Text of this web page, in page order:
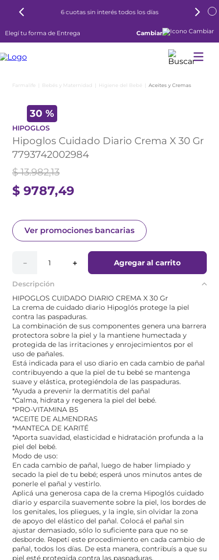
6 cuotas sin interés todos los días
Elegí tu forma de Entrega Cambiar
Bebés y Maternidad Higiene del Bebé Aceites y Cremas
30 %
HIPOGLOS
Hipoglos Cuidado Diario Crema X 30 Gr
7793742002984
$ 9787,49
$ 13.982,13
Ver promociones bancarias
＋
－ Agregar al carrito
Descripción
HIPOGLOS CUIDADO DIARIO CREMA X 30 Gr
La crema de cuidado diario Hipoglós protege la piel
contra las paspaduras.
La combinación de sus componentes genera una barrera
protectora sobre la piel y la mantiene humectada y
protegida de las irritaciones y enrojecimientos por el
uso de pañales.
Está indicada para el uso diario en cada cambio de pañal
contribuyendo a que la piel de tu bebé se mantenga
suave y elástica, protegiéndola de las paspaduras.
*Ayuda a prevenir la dermatitis del pañal
*Calma, hidrata y regenera la piel del bebé.
*PRO-VITAMINA B5
*ACEITE DE ALMENDRAS
*MANTECA DE KARITÉ
*Aporta suavidad, elasticidad e hidratación profunda a la
piel del bebé.
Modo de uso:
En cada cambio de pañal, luego de haber limpiado y
secado la piel de tu bebé; esperá unos minutos antes de
ponerle el pañal y vestirlo.
Aplicá una generosa capa de la crema Hipoglós cuidado
diario y esparcila suavemente sobre la piel, los bordes de
los genitales, los pliegues, y la ingle, sin olvidar la zona
de apoyo del elástico del pañal. Colocá el pañal sin
ajustar demasiado, sólo lo suficiente para que no se
desborde. Repetí este procedimiento en cada cambio de
pañal, todos los días. De esta manera, contribuís a que su
piel esté protegida contra las paspaduras.